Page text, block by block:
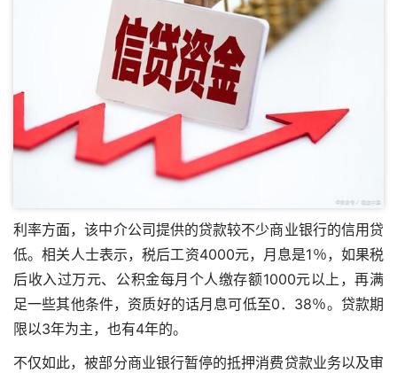
利率方面，该中介公司提供的贷款较不少商业银行的信用贷
低。相关人士表示，税后工资4000元，月息是1％，如果税
后收入过万元、公积金每月个人缴存额1000元以上，再满
足一些其他条件，资质好的话月息可低至0．38％。贷款期
限以3年为主，也有4年的。
不仅如此，被部分商业银行暂停的抵押消费贷款业务以及审